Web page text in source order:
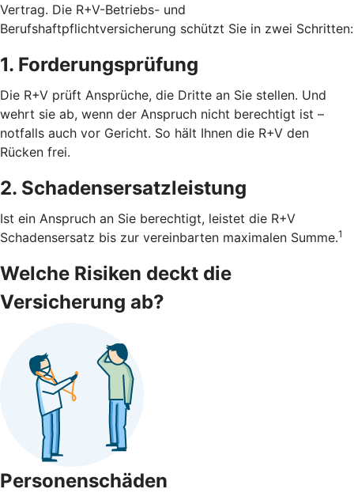
Vertrag. Die R+V-Betriebs- und
Berufshaftpflichtversicherung schützt Sie in zwei Schritten:
1. Forderungsprüfung
Die R+V prüft Ansprüche, die Dritte an Sie stellen. Und
wehrt sie ab, wenn der Anspruch nicht berechtigt ist –
notfalls auch vor Gericht. So hält Ihnen die R+V den
Rücken frei.
2. Schadensersatzleistung
Ist ein Anspruch an Sie berechtigt, leistet die R+V
Schadensersatz bis zur vereinbarten maximalen Summe.1
Welche Risiken deckt die
Versicherung ab?
Personenschäden